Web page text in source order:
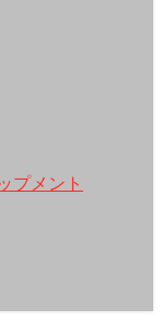
プメント